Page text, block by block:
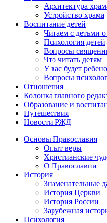
Архитектура
Устройство храма
Воспитание детей
Читаем с детьми о
Психология детей
Вопросы
Что читать детям
У вас будет
Вопросы
Отношения
Колонка главного
Образование и
Путешествия
Новости РЖД
Основы Православия
Опыт веры
Христианские
О Православии
История
Знаменательные
История Церкви
История России
Зарубежная
Психология